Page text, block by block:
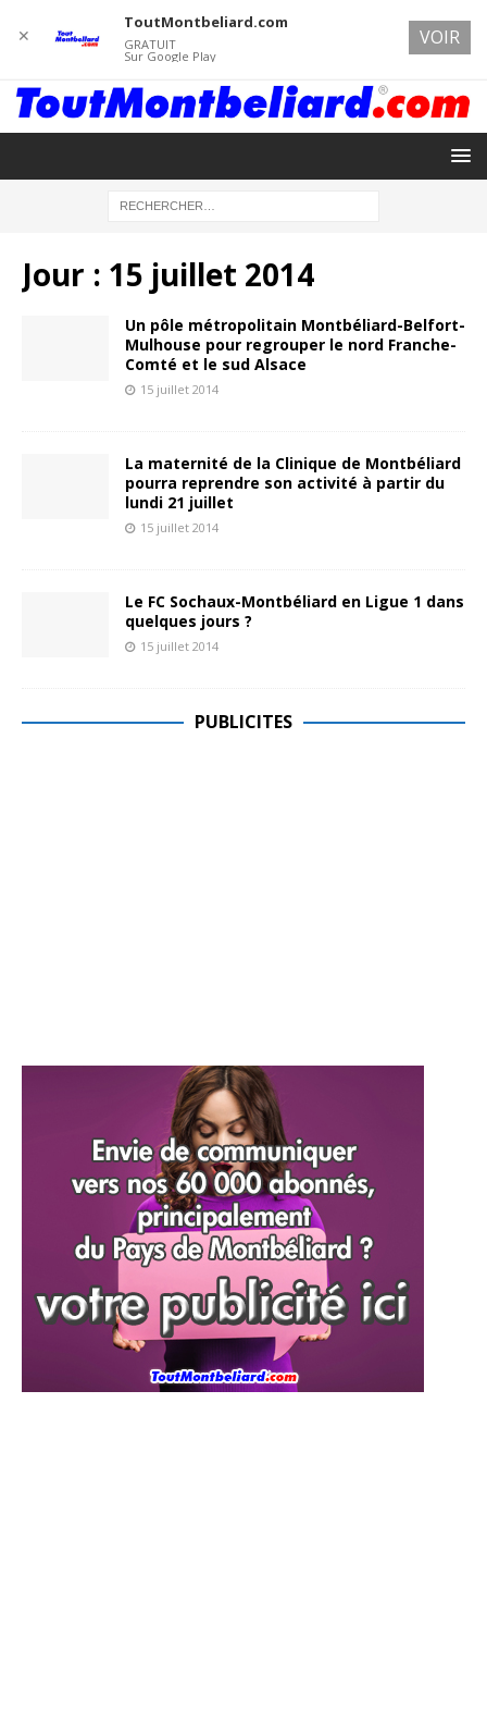
Jour : 15 juillet 2014
Un pôle métropolitain Montbéliard-Belfort-
Mulhouse pour regrouper le nord Franche-
Comté et le sud Alsace
15 juillet 2014
La maternité de la Clinique de Montbéliard
pourra reprendre son activité à partir du
lundi 21 juillet
15 juillet 2014
Le FC Sochaux-Montbéliard en Ligue 1 dans
quelques jours ?
15 juillet 2014
PUBLICITES
✕
ToutMontbeliard.com
GRATUIT
Sur Google Play
VOIR